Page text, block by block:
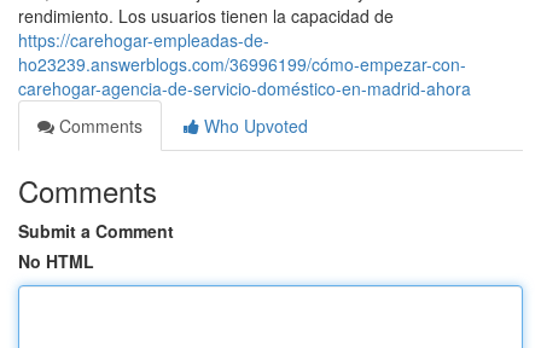
rendimiento. Los usuarios tienen la capacidad de
https://carehogar-empleadas-de-
ho23239.answerblogs.com/36996199/cómo-empezar-con-
carehogar-agencia-de-servicio-doméstico-en-madrid-ahora
Comments
Who Upvoted
Comments
Submit a Comment
No HTML